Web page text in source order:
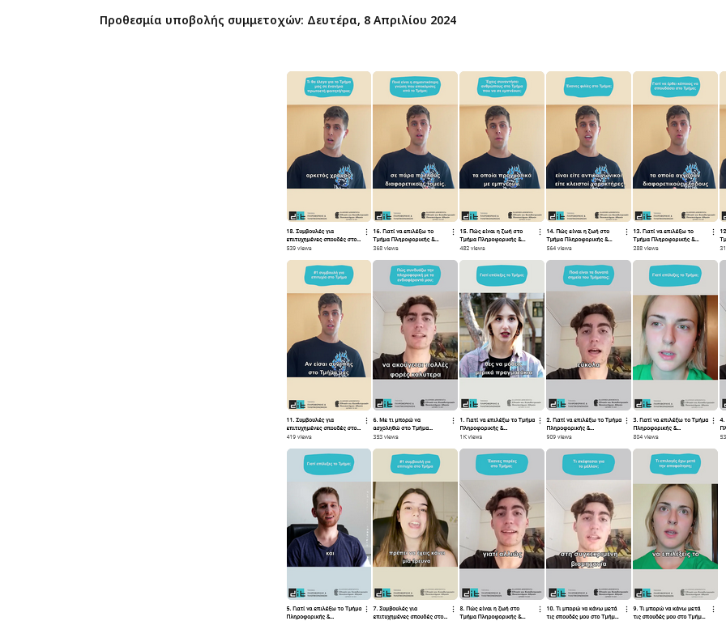
Προθεσμία υποβολής συμμετοχών: Δευτέρα, 8 Απριλίου 2024